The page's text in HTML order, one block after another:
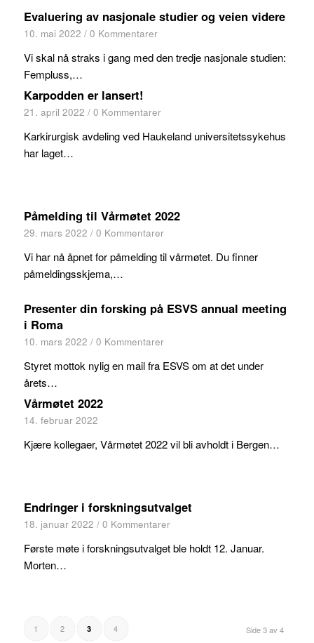
Evaluering av nasjonale studier og veien videre
10. mai 2022 / 0 Kommentarer
Vi skal nå straks i gang med den tredje nasjonale studien:
Fempluss,…
Karpodden er lansert!
21. april 2022 / 0 Kommentarer
Karkirurgisk avdeling ved Haukeland universitetssykehus
har laget…
Påmelding til Vårmøtet 2022
29. mars 2022 / 0 Kommentarer
Vi har nå åpnet for påmelding til vårmøtet. Du finner
påmeldingsskjema,…
Presenter din forsking på ESVS annual meeting
i Roma
10. mars 2022 / 0 Kommentarer
Styret mottok nylig en mail fra ESVS om at det under
årets…
Vårmøtet 2022
14. februar 2022
Kjære kollegaer, Vårmøtet 2022 vil bli avholdt i Bergen…
Endringer i forskningsutvalget
18. januar 2022 / 0 Kommentarer
Første møte i forskningsutvalget ble holdt 12. Januar.
Morten…
Side 3 av 4
1 2 3 4